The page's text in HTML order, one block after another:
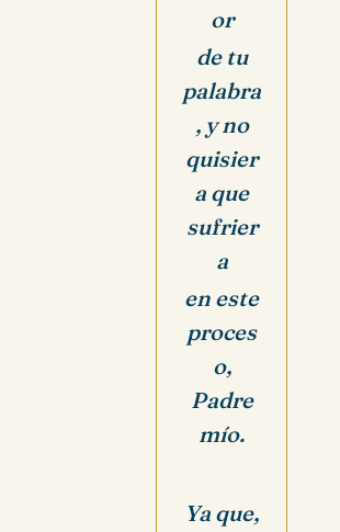
or
de tu
palabra
, y no
quisier
a que
sufrier
a
en este
proces
o,
Padre
mío.
Ya que,